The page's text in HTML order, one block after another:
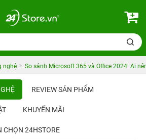
nghệ So sánh Microsoft 365 và Office 2024: Ai
REVIEW SẢN PHẨM
KHUYẾN MÃI
CHỌN 24HSTORE